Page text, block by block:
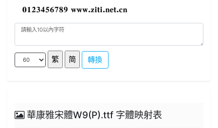
轉換
華康雅宋體W9(P).ttf 字體映射表